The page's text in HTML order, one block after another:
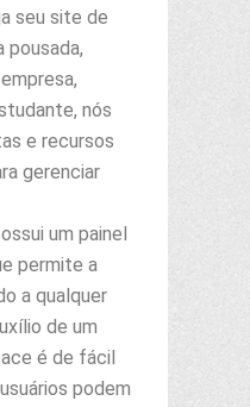
seu site de
pousada,
nós
e recursos
gerenciar
um painel
permite a
a qualquer
de um
é de fácil
podem